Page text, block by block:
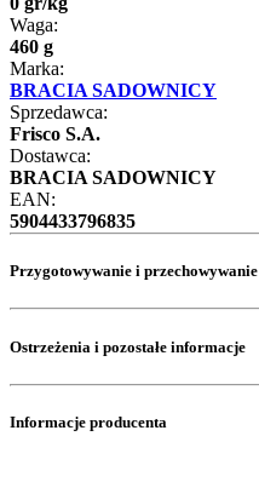
Waga:
460 g
Marka:
BRACIA SADOWNICY
Sprzedawca:
Frisco S.A.
Dostawca:
BRACIA SADOWNICY
EAN:
5904433796835
Przygotowywanie i przechowywanie
Ostrzeżenia i pozostałe informacje
Informacje producenta